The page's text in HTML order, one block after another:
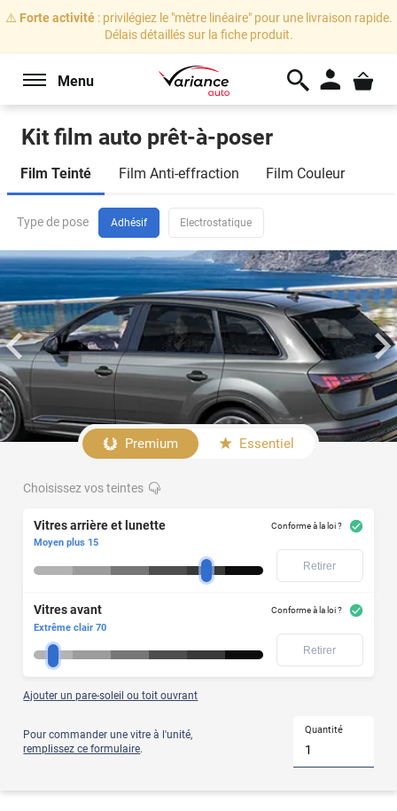
⚠️ Forte activité: privilégiez le "mètre linéaire" pour une livraison rapide.
Délais détaillés sur la fiche produit.
Menu
Kit film auto prêt-à-poser
Film Teinté Film Anti-effraction Film Couleur
Type de pose Adhésif Electrostatique
Premium Essentiel
Choisissez vos teintes
Vitres arrière et lunette Conforme à la loi ?
Moyen plus 15
Retirer
Vitres avant Conforme à la loi ?
Extrême clair 70
Retirer
Ajouter un pare-soleil ou toit ouvrant
Pour commander une vitre à l'unité,
remplissez ce formulaire.
Quantité
Berline 4
portes
(2011 -
2017)
Je veux changer de véhicule
Vitres
arrière
et
lunette
avant
de
voiture
Sélectionnez votre marque
Modèle
Sélectionnez votre modèle
Carrosserie
Sélectionnez votre carrosserie
Afficher
le
produit
Votre
de
voiture
figure
notre
liste
?
Alors
optez
le
à
la